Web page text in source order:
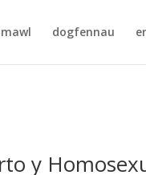
mawl dogfennau
y